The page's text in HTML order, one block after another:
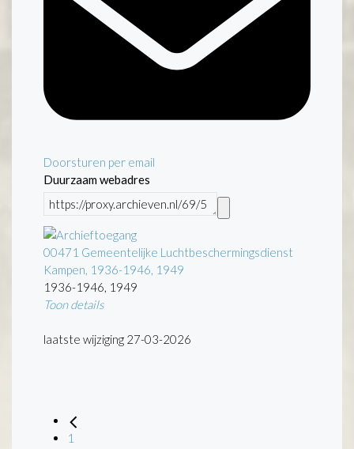
Doorsturen per email
Duurzaam webadres
00471 Gemeentelijke Luchtbeschermingsdienst
Kampen, 1936-1946, 1949
1936-1946, 1949
Toon details
1936-1946, 1949
laatste wijziging 27-03-2026
1